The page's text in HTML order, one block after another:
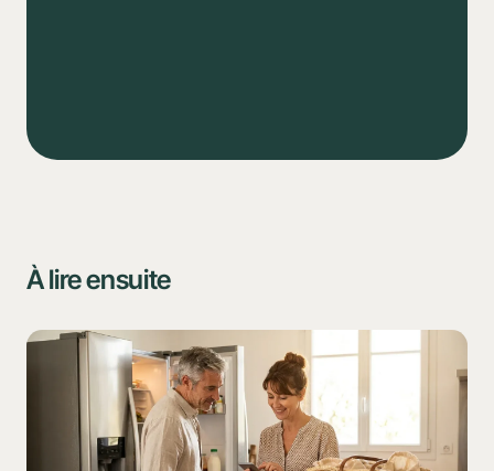
À lire ensuite